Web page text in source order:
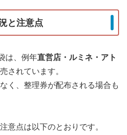
と注意点
は、例年直営店・ルミネ・アト
されています。
く、整理券が配布される場合も
意点は以下のとおりです。